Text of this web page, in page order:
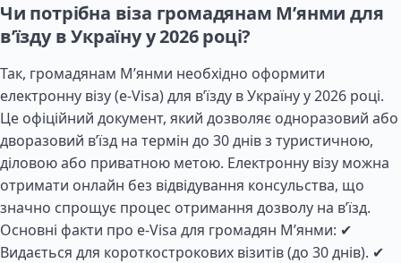
Чи потрібна віза громадянам М’янми для
в’їзду в Україну у 2026 році?
Так, громадянам М’янми необхідно оформити
електронну візу (e-Visa) для в’їзду в Україну у 2026 році.
Це офіційний документ, який дозволяє одноразовий або
дворазовий в’їзд на термін до 30 днів з туристичною,
діловою або приватною метою. Електронну візу можна
отримати онлайн без відвідування консульства, що
значно спрощує процес отримання дозволу на в’їзд.
Основні факти про e-Visa для громадян М’янми: ✔
Видається для короткострокових візитів (до 30 днів). ✔